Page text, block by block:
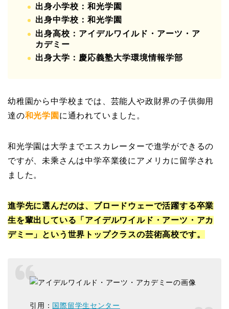
出身小学校：和光学園
出身中学校：和光学園
出身高校：アイデルワイルド・アーツ・ア
カデミー
出身大学：慶応義塾大学環境情報学部
幼稚園から中学校までは、芸能人や政財界の子供御用
達の和光学園 に通われていました。
和光学園は大学までエスカレーターで進学ができるの
ですが、未乘さんは中学卒業後にアメリカに留学され
ました。
進学先に選んだのは、ブロードウェーで活躍する卒業
生を輩出している「アイデルワイルド・アーツ・アカ
デミー」という世界トップクラスの芸術高校です。
引用： 国際留学生センター